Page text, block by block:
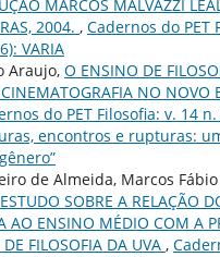
MARCOS MALVAZZI
2004. , Cadernos do PET
VARIA
Araujo, O ENSINO DE
NO NOVO
do PET Filosofia: v. 14 n.
encontros e rupturas:
de Almeida, Marcos
SOBRE A RELAÇÃO
AO ENSINO MÉDIO COM A
DE FILOSOFIA DA UVA ,